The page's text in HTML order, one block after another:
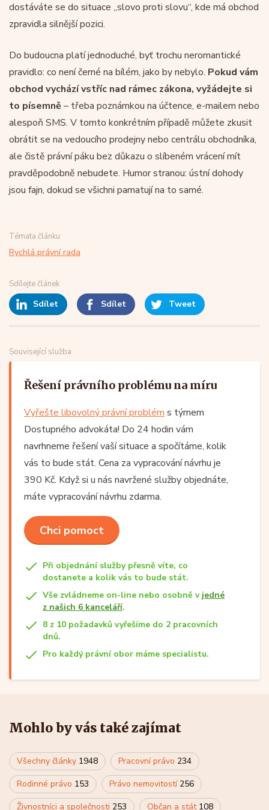
dostáváte se do situace „slovo proti slovu“, kde má obchod
zpravidla silnější pozici.
Do budoucna platí jednoduché, byť trochu neromantické
pravidlo: co není černé na bílém, jako by nebylo. Pokud vám
obchod vychází vstříc nad rámec zákona, vyžádejte si
to písemně – třeba poznámkou na účtence, e-mailem nebo
alespoň SMS. V tomto konkrétním případě můžete zkusit
obrátit se na vedoucího prodejny nebo centrálu obchodníka,
ale čistě právní páku bez důkazu o slíbeném vrácení mít
pravděpodobně nebudete. Humor stranou: ústní dohody
jsou fajn, dokud se všichni pamatují na to samé.
Témata článku:
Rychlá právní rada
Sdílejte článek
Sdílet Sdílet Tweet
Související služba
Řešení právního problému na míru
Vyřešte libovolný právní problém s týmem
Dostupného advokáta! Do 24 hodin vám
navrhneme řešení vaší situace a spočítáme, kolik
vás to bude stát. Cena za vypracování návrhu je
390 Kč. Když si u nás navržené služby objednáte,
máte vypracování návrhu zdarma.
Chci pomoct
Při objednání služby přesně víte, co
dostanete a kolik vás to bude stát.
Vše zvládneme on-line nebo osobně v jedné
z našich 6 kanceláří.
8 z 10 požadavků vyřešíme do 2 pracovních
dnů.
Pro každý právní obor máme specialistu.
Mohlo by vás také zajímat
Všechny články 1948 Pracovní právo 234
Rodinné právo 153 Právo nemovitostí 256
Živnostníci a společnosti 253 Občan a stát 108